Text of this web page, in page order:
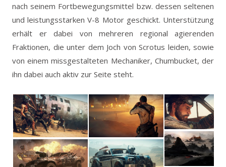
nach seinem Fortbewegungsmittel bzw. dessen seltenen
und leistungsstarken V-8 Motor geschickt. Unterstützung
erhält er dabei von mehreren regional agierenden
Fraktionen, die unter dem Joch von Scrotus leiden, sowie
von einem missgestalteten Mechaniker, Chumbucket, der
ihn dabei auch aktiv zur Seite steht.